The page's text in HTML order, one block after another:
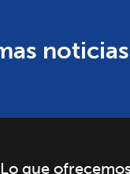
Lo que